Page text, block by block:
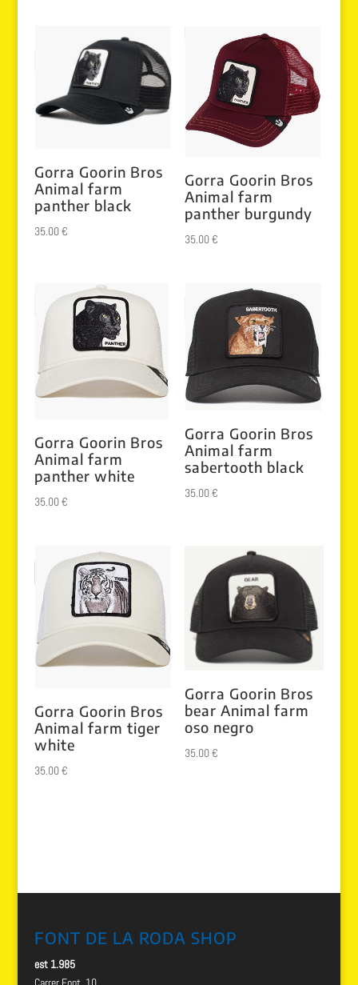
Gorra Goorin Bros
Animal farm
panther black
35.00€
Gorra Goorin Bros
Animal farm
panther burgundy
35.00€
Gorra Goorin Bros
Animal farm
panther white
35.00€
Gorra Goorin Bros
Animal farm
sabertooth black
35.00€
Gorra Goorin Bros
Animal farm tiger
white
35.00€
Gorra Goorin Bros
bear Animal farm
oso negro
35.00€
FONT DE LA RODA SHOP
est 1.985